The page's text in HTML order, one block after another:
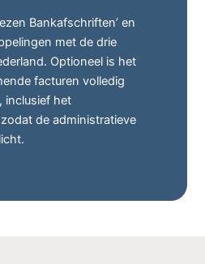
Bankafschriften’ en
met de drie
Optioneel is het
facturen volledig
inclusief het
de administratieve